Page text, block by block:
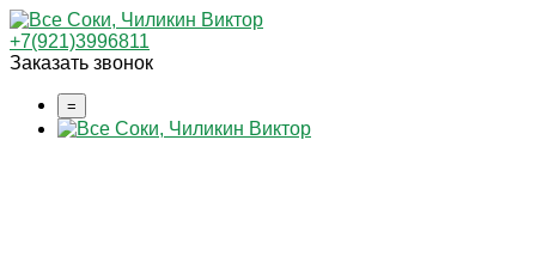
+7(921)3996811
Заказать звонок
=